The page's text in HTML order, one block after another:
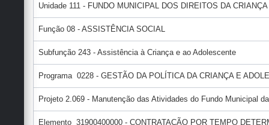
Unidade 111 - FUNDO MUNICIPAL DOS DIREITOS DA
Função 08 - ASSISTÊNCIA SOCIAL
Subfunção 243 - Assistência à Criança e ao Adolescente
Programa 0228 - GESTÃO DA POLÍTICA DA CRIANÇA E
Projeto 2.069 - Manutenção das Atividades do Fundo Municipal
Elemento 31900400000 - CONTRATAÇÃO POR TEMPO